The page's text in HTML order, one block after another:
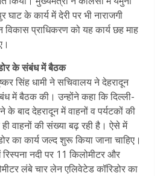
घाट के कार्य में देरी पर भी नाराजगी
प्राधिकरण को यह कार्य छह माह
के संबंध में बैठक
सिंह धामी ने सचिवालय ने देहरादून
में बैठक की। उन्होंने कहा कि दिल्ली-
बाद देहरादून में वाहनों व पर्यटकों की
वाहनों की संख्या बढ़ रही है। ऐसे में
का कार्य जल्द शुरू किया जाना चाहिए।
रिस्पना नदी पर 11 किलोमीटर और
लंबे चार लेन एलिवेटेड कॉरिडोर का